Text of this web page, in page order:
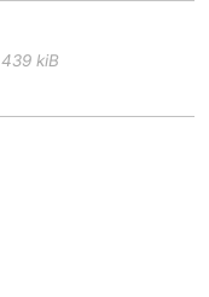
439 kiB